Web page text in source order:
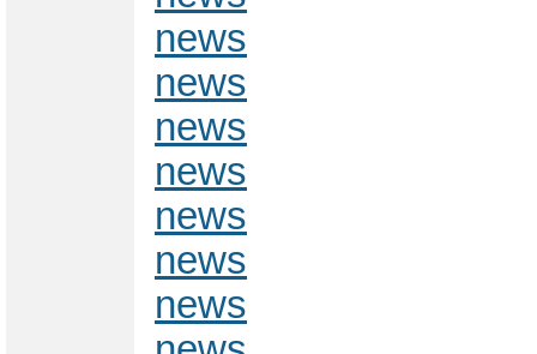
news
news
news
news
news
news
news